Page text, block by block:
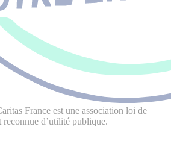
France est une association loi de
d’utilité publique.